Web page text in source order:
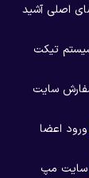
اصلی آشید
تیکت
سایت
ورود اعضا
سایت مپ